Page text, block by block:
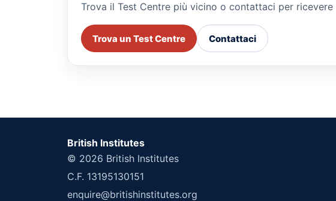
Trova il Test Centre più vicino o contattaci per
Trova un Test Centre Contattaci
British Institutes
© 2026 British Institutes
C.F. 13195130151
enquire@britishinstitutes.org